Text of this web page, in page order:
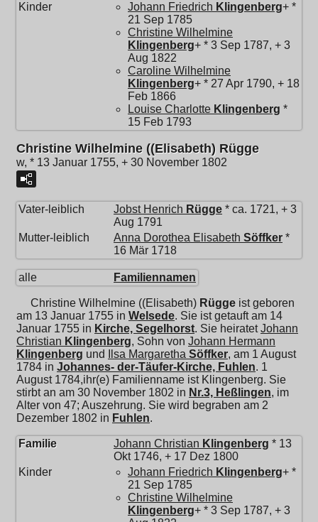
Kinder
Johann Friedrich Klingenberg+ *
21 Sep 1785
Christine Wilhelmine
Klingenberg+ * 3 Sep 1787, + 3
Aug 1822
Caroline Wilhelmine
Klingenberg+ * 27 Apr 1790, + 18
Feb 1866
Louise Charlotte Klingenberg *
15 Feb 1793
Christine Wilhelmine ((Elisabeth) Rügge
w, * 13 Januar 1755, + 30 November 1802
Vater-leiblich Jobst Henrich Rügge * ca. 1721, + 3
Aug 1791
Mutter-leiblich
Anna Dorothea Elisabeth Söffker *
16 Mär 1718
alle Familiennamen
Christine Wilhelmine ((Elisabeth) Rügge ist geboren
am 13 Januar 1755 in Welsede. Sie ist getauft am 14
Januar 1755 in Kirche, Segelhorst. Sie heiratetJohann
Christian Klingenberg, Sohn von Johann Hermann
Klingenberg und Ilsa Margaretha Söffker, am 1 August
1784 in Johannes- der-Täufer-Kirche, Fuhlen. 1
August 1784,ihr(e) Familienname ist Klingenberg. Sie
stirbt an am 30 November 1802 in Nr.3, Heßlingen, im
Alter von 47; Auszehrung. Sie wird begraben am 2
Dezember 1802 in Fuhlen.
Familie Johann Christian Klingenberg * 13
Okt 1746, + 17 Dez 1800
Kinder
Johann Friedrich Klingenberg+ *
21 Sep 1785
Christine Wilhelmine
Klingenberg+ * 3 Sep 1787, + 3